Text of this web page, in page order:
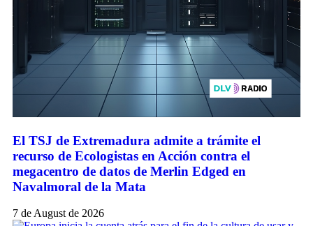
El TSJ de Extremadura admite a trámite el
recurso de Ecologistas en Acción contra el
megacentro de datos de Merlin Edged en
Navalmoral de la Mata
7 de August de 2026